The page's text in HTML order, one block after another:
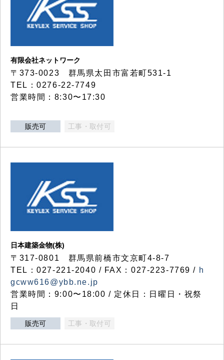
有限会社ネットワーク
〒373-0023 群馬県太田市富若町531-1
TEL：0276-22-7749
営業時間：8:30〜17:30
販売可 工事・取付可
日本建築金物(株)
〒317‐0801 群馬県前橋市文京町4-8-7
TEL：027-221-2040 / FAX：027-223-7769 / h
gcww616@ybb.ne.jp
営業時間：9:00〜18:00 / 定休日：日曜日・祝祭
日
販売可 工事・取付可